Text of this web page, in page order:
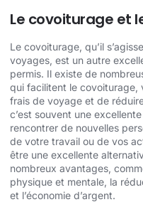
Le covoiturage et
Le covoiturage, qu’il
voyages, est un autre
permis. Il existe de
qui facilitent le covoiturage,
frais de voyage et de
c’est souvent une
rencontrer de nouvelles
de votre travail ou de vos
être une excellente
nombreux avantages,
physique et mentale, la
et l’économie d’argent.